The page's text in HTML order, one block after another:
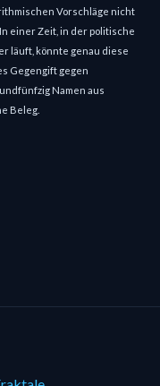
Vorschläge nicht
einer Zeit, in der politische
läuft, könnte genau diese
Gegengift gegen
Namen aus
Beleg.